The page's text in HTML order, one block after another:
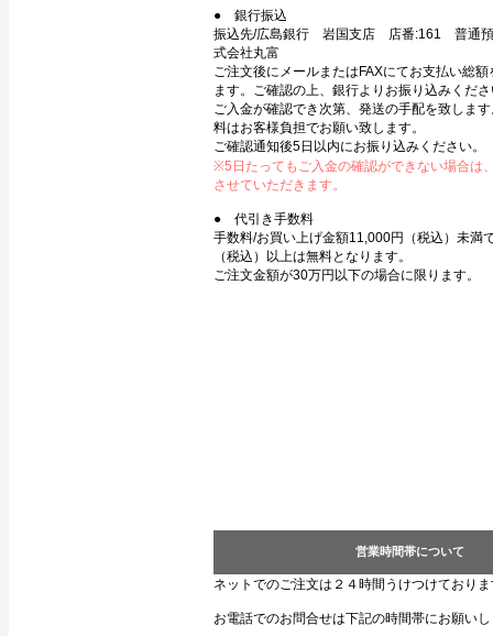
● 銀行振込
振込先/広島銀行 岩国支店 店番:161 普通
式会社丸富
ご注文後にメールまたはFAXにてお支払い総
ます。ご確認の上、銀行よりお振り込みくだ
ご入金が確認でき次第、発送の手配を致しま
料はお客様負担でお願い致します。
ご確認通知後5日以内にお振り込みください。
※5日たってもご入金の確認ができない場合は
させていただきます。
● 代引き手数料
手数料/お買い上げ金額11,000円（税込）未満
（税込）以上は無料となります。
ご注文金額が30万円以下の場合に限ります。
営業時間帯について
ネットでのご注文は２４時間うけつけており
お電話でのお問合せは下記の時間帯にお願い